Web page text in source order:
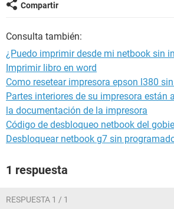
Compartir
Consulta también:
¿Puedo imprimir desde mi netbook sin
Imprimir libro en word
Como resetear impresora epson l380
Partes interiores de su impresora están
la documentación de la impresora
Código de desbloqueo netbook del
Desbloquear netbook g7 sin
1 respuesta
RESPUESTA 1 / 1